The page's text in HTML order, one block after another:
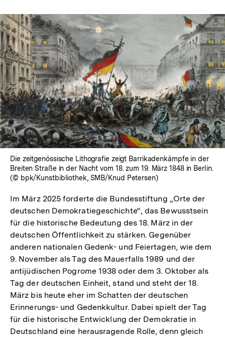
In
Lightbox
öffnen
Die zeitgenössische Lithografie zeigt Barrikadenkämpfe in der
Breiten Straße in der Nacht vom 18. zum 19. März 1848 in Berlin.
(© bpk/Kunstbibliothek, SMB/Knud Petersen)
Im März 2025 forderte die Bundesstiftung „Orte der
deutschen Demokratiegeschichte“, das Bewusstsein
für die historische Bedeutung des 18. März in der
deutschen Öffentlichkeit zu stärken. Gegenüber
anderen nationalen Gedenk- und Feiertagen, wie dem
9. November als Tag des Mauerfalls 1989 und der
antijüdischen Pogrome 1938 oder dem 3. Oktober als
Tag der deutschen Einheit, stand und steht der 18.
März bis heute eher im Schatten der deutschen
Erinnerungs- und Gedenkkultur. Dabei spielt der Tag
für die historische Entwicklung der Demokratie in
Deutschland eine herausragende Rolle, denn gleich